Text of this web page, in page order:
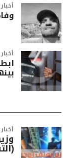
أخبار
أخبار
أخبار